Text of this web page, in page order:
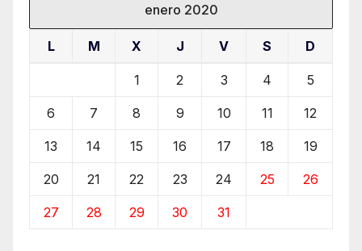
enero 2020
L M X J V S D
1 2 3 4 5
6 7 8 9 10 11 12
13 14 15 16 17 18 19
20 21 22 23 24 25 26
27 28 29 30 31